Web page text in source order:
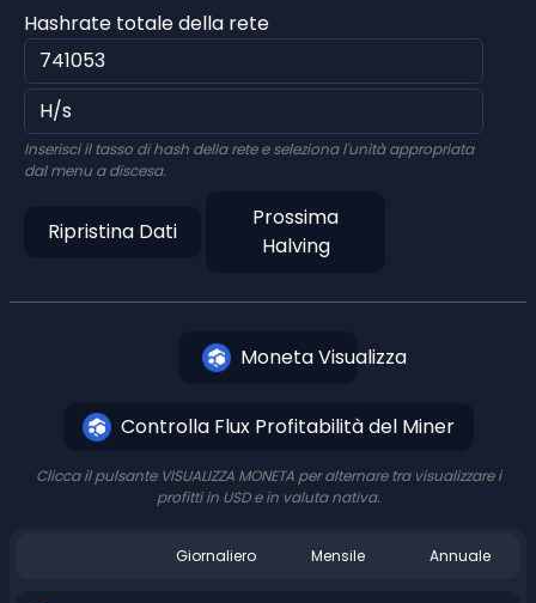
Hashrate totale della rete
Inserisci il tasso di hash della rete e seleziona l'unità appropriata
dal menu a discesa.
Ripristina Dati
Prossima
Halving
Moneta Visualizza
Controlla Flux Profitabilità del Miner
Clicca il pulsante VISUALIZZA MONETA per alternare tra visualizzare i
profitti in USD e in valuta nativa.
Giornaliero Mensile Annuale